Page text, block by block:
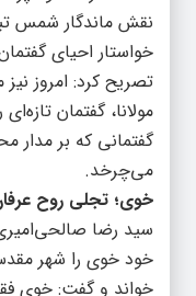
نقش ماندگار شمس
خواستار احیای
تصریح کرد: امروز
مولانا، گفتمان
گفتمانی که بر مدار
می‌چرخد.
خوی؛ تجلی روح
سید رضا
خود خوی را شهر
خواند و گفت: خوی